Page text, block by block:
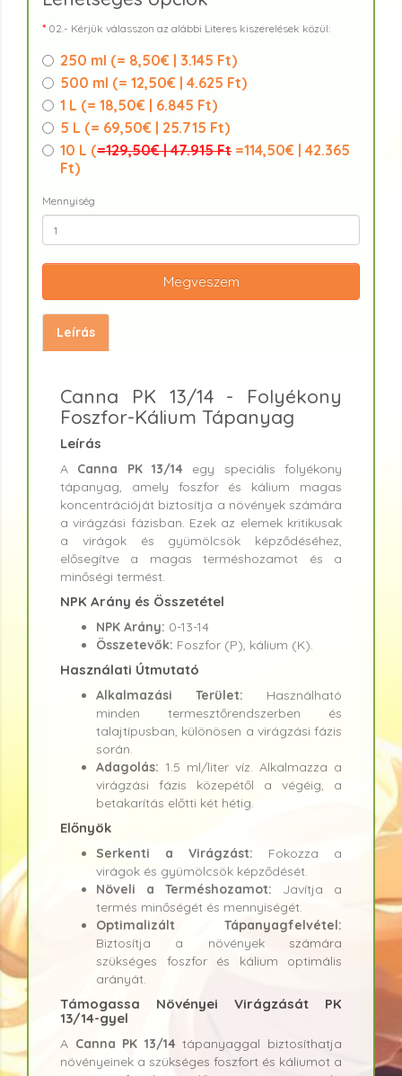
02.- Kérjük válasszon az alábbi Literes kiszerelések közül:
250 ml (= 8,50€ | 3.145 Ft)
500 ml (= 12,50€ | 4.625 Ft)
1 L (= 18,50€ | 6.845 Ft)
5 L (= 69,50€ | 25.715 Ft)
10 L (=129,50€ | 47.915 Ft =114,50€ | 42.365
Ft)
Mennyiség
Megveszem
Leírás
Canna PK 13/14 - Folyékony
Foszfor-Kálium Tápanyag
Leírás
A Canna PK 13/14 egy speciális folyékony
tápanyag, amely foszfor és kálium magas
koncentrációját biztosítja a növények számára
a virágzási fázisban. Ezek az elemek kritikusak
a virágok és gyümölcsök képződéséhez,
elősegítve a magas terméshozamot és a
minőségi termést.
NPK Arány és Összetétel
NPK Arány: 0-13-14
Összetevők: Foszfor (P), kálium (K).
Használati Útmutató
Alkalmazási Terület: Használható
minden termesztőrendszerben és
talajtípusban, különösen a virágzási fázis
során.
Adagolás: 1.5 ml/liter víz. Alkalmazza a
virágzási fázis közepétől a végéig, a
betakarítás előtti két hétig.
Előnyök
Serkenti a Virágzást: Fokozza a
virágok és gyümölcsök képződését.
Növeli a Terméshozamot: Javítja a
termés minőségét és mennyiségét.
Optimalizált Tápanyagfelvétel:
Biztosítja a növények számára
szükséges foszfor és kálium optimális
arányát.
Támogassa Növényei Virágzását PK
13/14-gyel
A Canna PK 13/14 tápanyaggal biztosíthatja
növényeinek a szükséges foszfort és káliumot a